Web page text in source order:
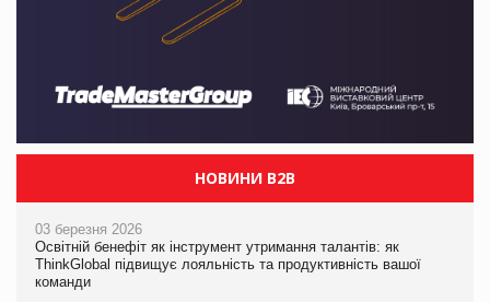
НОВИНИ B2B
03 березня 2026
Освітній бенефіт як інструмент утримання талантів: як
ThinkGlobal підвищує лояльність та продуктивність вашої
команди